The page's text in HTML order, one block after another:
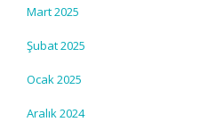
Mart 2025
Şubat 2025
Ocak 2025
Aralık 2024